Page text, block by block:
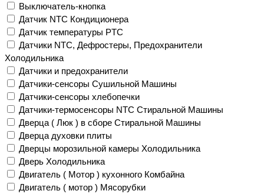
Выключатель-кнопка
Датчик NTC Кондиционера
Датчик температуры PTC
Датчики NTC, Дефростеры, Предохранители
Холодильника
Датчики и предохранители
Датчики-сенсоры Сушильной Машины
Датчики-сенсоры хлебопечки
Датчики-термосенсоры NTC Стиральной Машины
Дверца ( Люк ) в сборе Стиральной Машины
Дверца духовки плиты
Дверцы морозильной камеры Холодильника
Дверь Холодильника
Двигатель ( Мотор ) кухонного Комбайна
Двигатель ( мотор ) Мясорубки